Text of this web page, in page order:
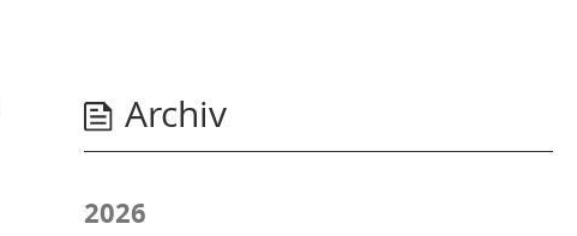
Archiv
2026